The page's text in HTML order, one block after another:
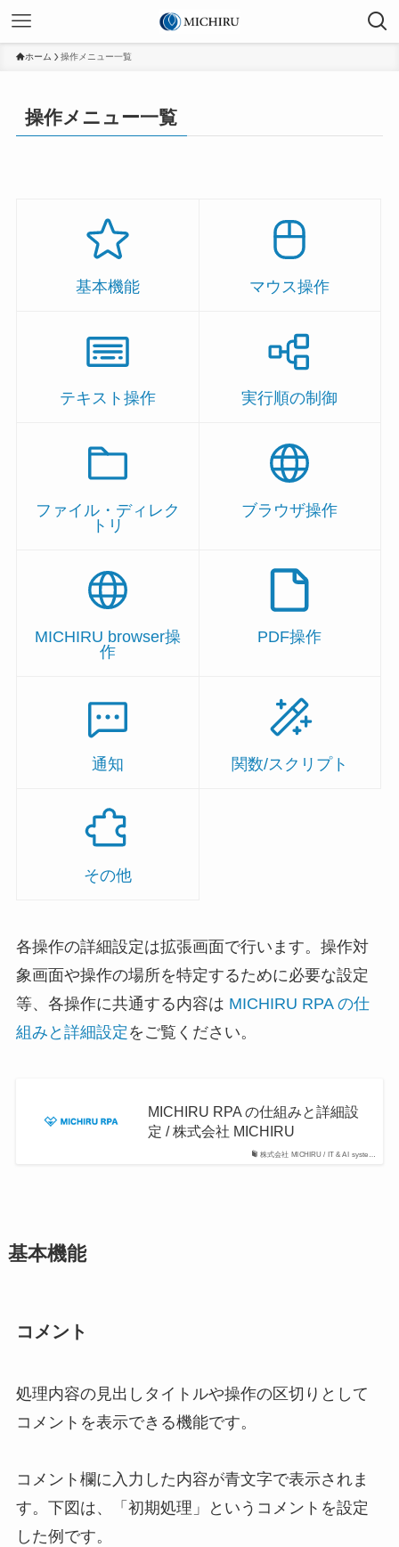
ホーム 操作メニュー一覧
操作メニュー一覧
基本機能 マウス操作
テキスト操作 実行順の制御
ファイル・ディレク
トリ
ブラウザ操作
MICHIRU browser操
作
PDF操作
通知 関数/スクリプト
その他
各操作の詳細設定は拡張画面で行います。操作対
象画面や操作の場所を特定するために必要な設定
等、各操作に共通する内容は MICHIRU RPA の仕
組みと詳細設定 をご覧ください。
株式会社 MICHIRU / IT & AI syste…
MICHIRU RPA の仕組みと詳細設
定 / 株式会社 MICHIRU
基本機能
コメント
処理内容の見出しタイトルや操作の区切りとして
コメントを表示できる機能です。
コメント欄に入力した内容が青文字で表示されま
す。下図は、「初期処理」というコメントを設定
した例です。